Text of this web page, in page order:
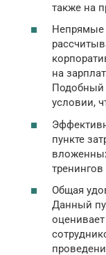
также на
Непрямые
на
Подобный
условии,
пункте
Общая
Данный